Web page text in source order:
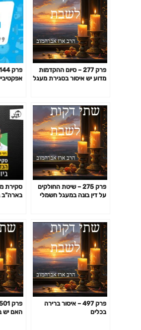
פרק 277 – סיום ההקדמות
מדוע יש איסור בסגירת מעגל
פרק 275 – שיטת החולקים
על דין בונה במעגל חשמלי
סקירת
בארה"ב
פרק 497 – איסור ברירה
בכלים
האם יש